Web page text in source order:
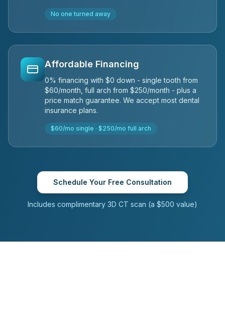
No one turned away
Affordable Financing
0% financing with $0 down - single tooth from
$60/month, full arch from $250/month - plus a
price match guarantee. We accept most dental
insurance plans.
$60/mo single · $250/mo full arch
Schedule Your Free Consultation
Includes complimentary 3D CT scan (a $500 value)